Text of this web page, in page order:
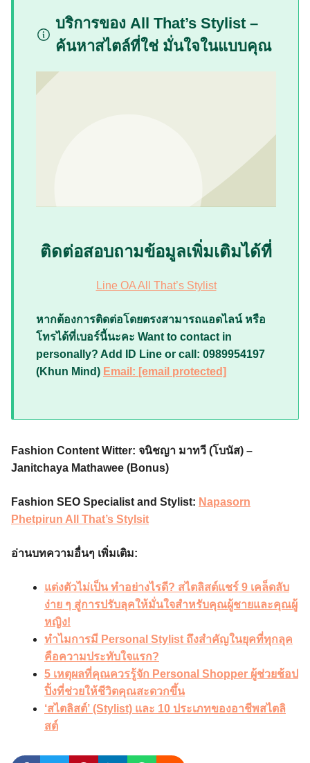
บริการของ All That’s Stylist –
ค้นหาสไตล์ที่ใช่ มั่นใจในแบบคุณ
ติดต่อสอบถามข้อมูลเพิ่มเติมได้ที่
Line OA All That’s Stylist
หากต้องการติดต่อโดยตรงสามารถแอดไลน์ หรือ
โทรได้ที่เบอร์นี้นะคะ Want to contact in
personally? Add ID Line or call: 0989954197
(Khun Mind) Email: [email protected]
Fashion Content Witter: จนิชญา มาทวี (โบนัส) –
Janitchaya Mathawee (Bonus)
Fashion SEO Specialist and Stylist: Napasorn
Phetpirun All That’s Stylsit
อ่านบทความอื่นๆ เพิ่มเติม:
แต่งตัวไม่เป็น ทำอย่างไรดี? สไตลิสต์แชร์ 9 เคล็ดลับ
ง่าย ๆ สู่การปรับลุคให้มั่นใจสำหรับคุณผู้ชายและคุณผู้
หญิง!
ทำไมการมี Personal Stylist ถึงสำคัญในยุคที่ทุกลุค
คือความประทับใจแรก?
5 เหตุผลที่คุณควรรู้จัก Personal Shopper ผู้ช่วยช้อป
ปิ้งที่ช่วยให้ชีวิตคุณสะดวกขึ้น
‘สไตลิสต์’ (Stylist) และ 10 ประเภทของอาชีพสไตลิ
สต์